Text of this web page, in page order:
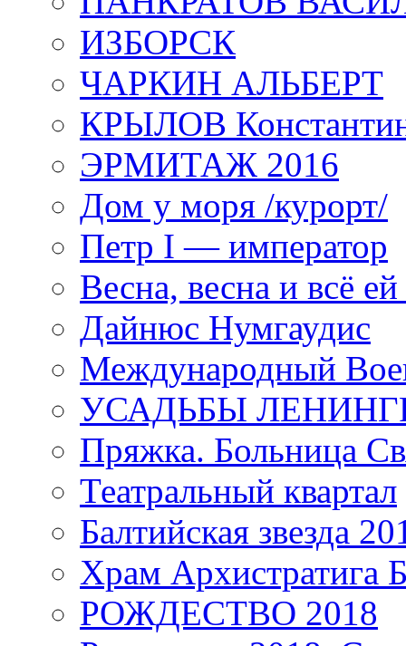
ИЗБОРСК
ЧАРКИН АЛЬБЕРТ
КРЫЛОВ
ЭРМИТАЖ 2016
Дом у моря /курорт/
Петр I — император
Весна, весна и всё
Дайнюс Нумгаудис
Международный
УСАДЬБЫ
Пряжка. Больница
Театральный квартал
Балтийская звезда
Храм
РОЖДЕСТВО 2018